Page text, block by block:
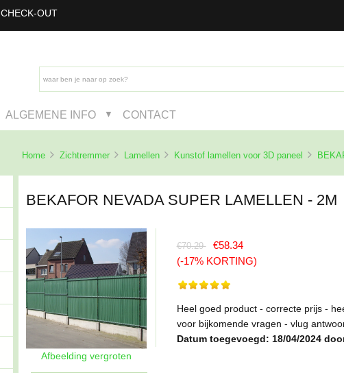
CHECK-OUT
ALGEMENE INFO ▼ CONTACT
Home Zichtremmer Lamellen Kunstof lamellen voor 3D paneel
BEKAFOR NEVADA SUPER LAMELLEN - 2M
Afbeelding vergroten
€70.29
€58.34
(-17% KORTING)
Heel goed product - correcte prijs -
voor bijkomende vragen - vlug
Datum toegevoegd: 18/04/2024